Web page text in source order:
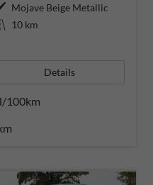
Außenfarbe Mojave Beige Metallic
Kilometerstand 10 km
Details
100km